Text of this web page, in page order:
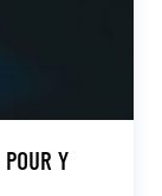
Y